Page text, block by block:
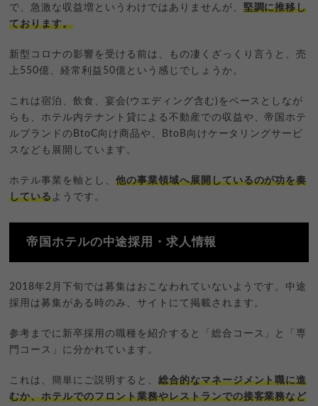
で、急激な収益増というわけではありませんが、 堅調に推移し
ております。
新型コロナの影響を受ける前は、もの凄くざっくり言うと、売
上550億、経常利益50億という感じでしょうか。
これは宿泊、飲食、宴会(ウエディング含む)をベースとしなが
らも、ホテル内テナント貸による不動産での収益や、帝国ホテ
ルブランドのBtoC向け商品や、BtoB向けケータリングサービ
スなども展開しています。
ホテル事業を軸とし、他の事業領域へ展開しているのが功を奏
しているようです。
帝国ホテルの中途採用・求人情報
2018年2月下旬では募集はおこなわれていないようです。中途
採用は募集がある時のみ、サイトにて掲載されます。
参考までに新卒採用の職種を紹介すると「総合コース」と「専
門コース」に分かれています。
これは、簡単にご説明すると、 総合的なマネージメント職に進
むか、ホテルでのフロント業務やレストランでの接客業務など